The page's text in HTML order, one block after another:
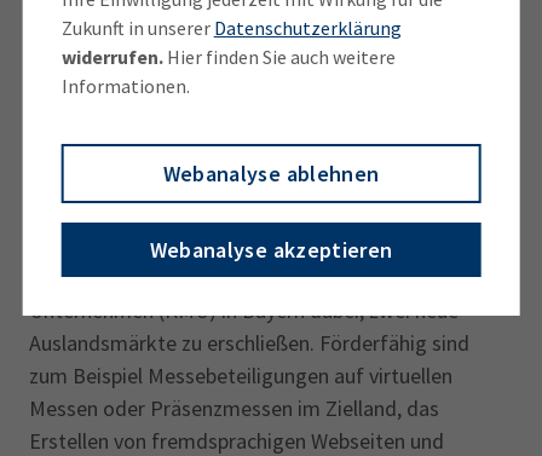
Zukunft in unserer Datenschutzerklärung
widerrufen.Hier finden Sie auch weitere
Informationen.
Webanalyse ablehnen
Webanalyse akzeptieren
konzeptionelle und strategische Beratung im
Onlinemarketingin kleinen und mittelständischen
Unternehmen. Wie Sie die Förderung beantragen
Go International
Das Förderprogramm des Freistaats Bayern Go
International unterstützt kleine oder mittelgroßes
Unternehmen (KMU) in Bayern dabei, zwei neue
Auslandsmärkte zu erschließen. Förderfähig sind
zum Beispiel Messebeteiligungen auf virtuellen
Messen oder Präsenzmessen im Zielland, das
Erstellen von fremdsprachigen Webseiten und